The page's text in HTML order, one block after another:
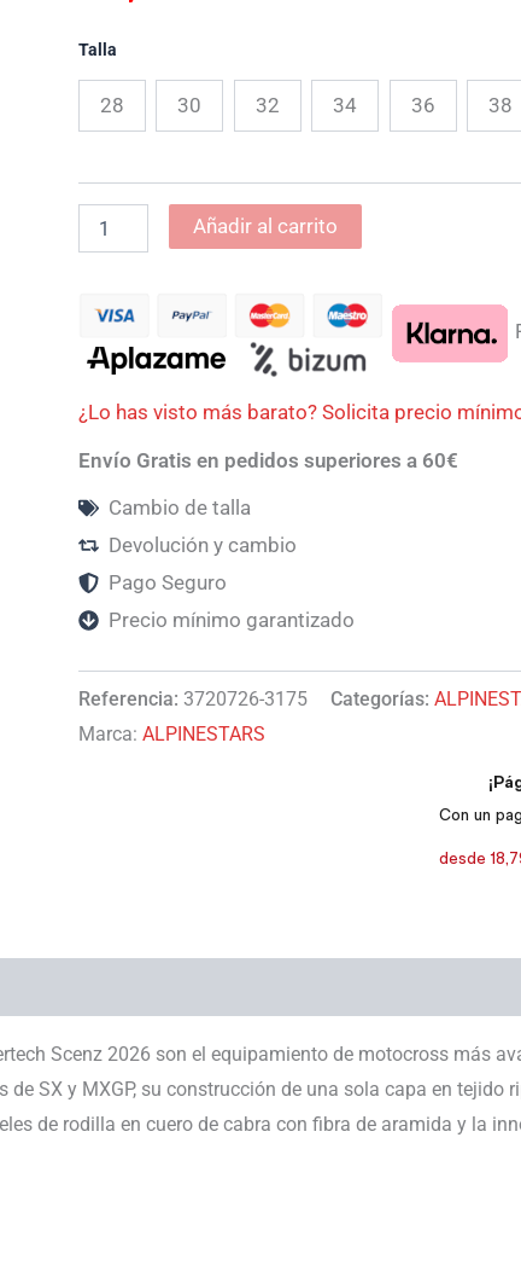
Talla
28 30 32 34 36 38
Añadir al carrito
¿Lo has visto más barato? Solicita precio
Envío Gratis en pedidos superiores a 60€
Cambio de talla
Devolución y cambio
Pago Seguro
Precio mínimo garantizado
Referencia: 3720726-3175 Categorías:
Marca: ALPINESTARS
Scenz 2026 son el equipamiento de motocross más
SX y MXGP, su construcción de una sola capa en
de rodilla en cuero de cabra con fibra de aramida y la